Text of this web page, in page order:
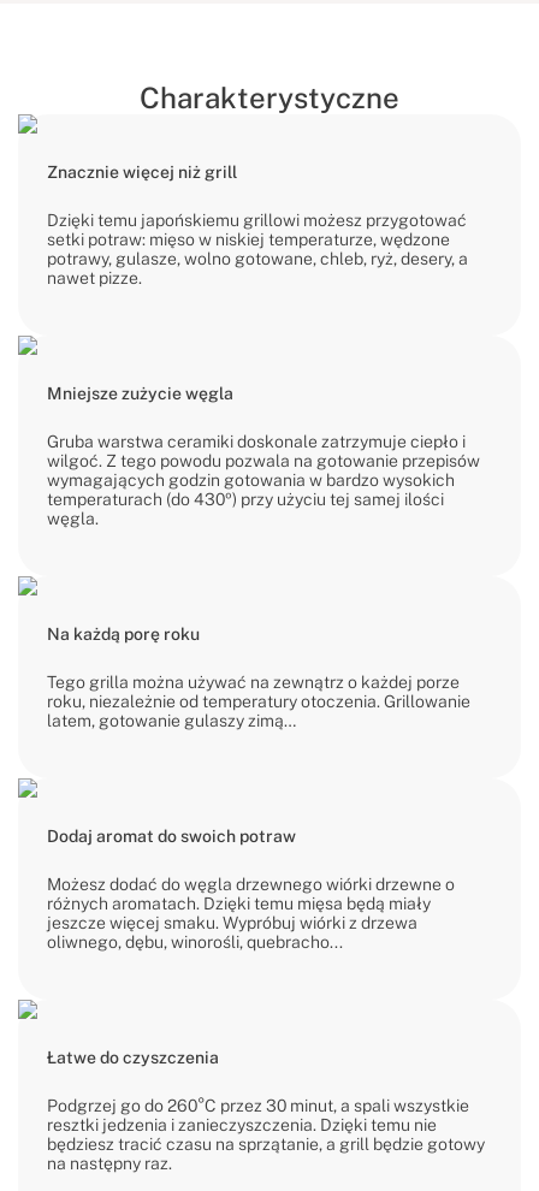
Charakterystyczne
Znacznie więcej niż grill
Dzięki temu japońskiemu grillowi możesz przygotować
setki potraw: mięso w niskiej temperaturze, wędzone
potrawy, gulasze, wolno gotowane, chleb, ryż, desery, a
nawet pizze.
Mniejsze zużycie węgla
Gruba warstwa ceramiki doskonale zatrzymuje ciepło i
wilgoć. Z tego powodu pozwala na gotowanie przepisów
wymagających godzin gotowania w bardzo wysokich
temperaturach (do 430º) przy użyciu tej samej ilości
węgla.
Na każdą porę roku
Tego grilla można używać na zewnątrz o każdej porze
roku, niezależnie od temperatury otoczenia. Grillowanie
latem, gotowanie gulaszy zimą…
Dodaj aromat do swoich potraw
Możesz dodać do węgla drzewnego wiórki drzewne o
różnych aromatach. Dzięki temu mięsa będą miały
jeszcze więcej smaku. Wypróbuj wiórki z drzewa
oliwnego, dębu, winorośli, quebracho...
Łatwe do czyszczenia
Podgrzej go do 260°C przez 30 minut, a spali wszystkie
resztki jedzenia i zanieczyszczenia. Dzięki temu nie
będziesz tracić czasu na sprzątanie, a grill będzie gotowy
na następny raz.